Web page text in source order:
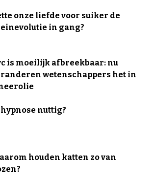
onze liefde voor suiker de
in gang?
is moeilijk afbreekbaar: nu
wetenschappers het in
nuttig?
houden katten zo van